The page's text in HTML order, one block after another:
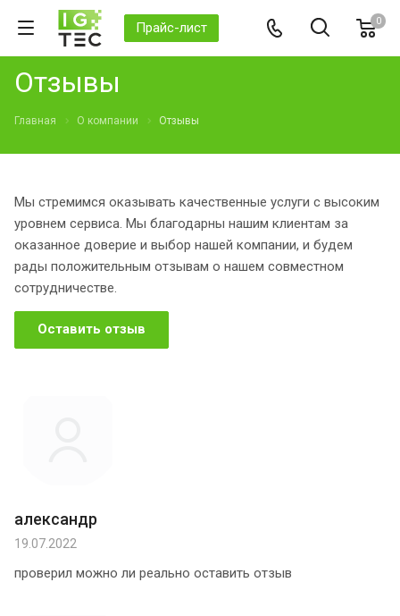
Прайс-лист 0
Отзывы
Главная О компании Отзывы
Мы стремимся оказывать качественные услуги с высоким
уровнем сервиса. Мы благодарны нашим клиентам за
оказанное доверие и выбор нашей компании, и будем
рады положительным отзывам о нашем совместном
сотрудничестве.
Оставить отзыв
александр
19.07.2022
проверил можно ли реально оставить отзыв